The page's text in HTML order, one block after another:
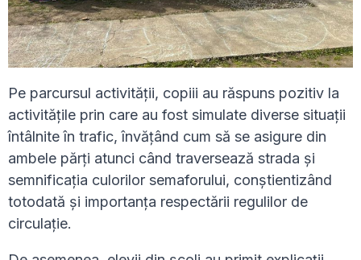
Pe parcursul activității, copiii au răspuns pozitiv la
activitățile prin care au fost simulate diverse situații
întâlnite în trafic, învățând cum să se asigure din
ambele părți atunci când traversează strada și
semnificația culorilor semaforului, conștientizând
totodată și importanța respectării regulilor de
circulație.